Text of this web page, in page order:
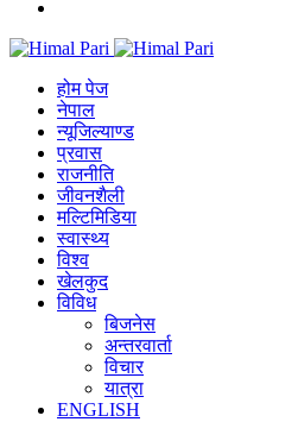
होम पेज
नेपाल
न्यूजिल्याण्ड
प्रवास
राजनीति
जीवनशैली
मल्टिमिडिया
स्वास्थ्य
विश्व
खेलकुद
विविध
बिजनेस
अन्तरवार्ता
विचार
यात्रा
ENGLISH